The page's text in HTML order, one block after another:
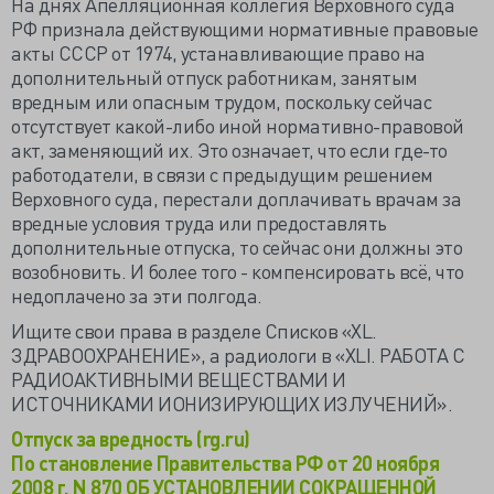
РФ признала действующими нормативные правовые
акты СССР от 1974, устанавливающие право на
дополнительный отпуск работникам, занятым
вредным или опасным трудом, поскольку сейчас
отсутствует какой-либо иной нормативно-правовой
акт, заменяющий их. Это означает, что если где-то
работодатели, в связи с предыдущим решением
Верховного суда, перестали доплачивать врачам за
вредные условия труда или предоставлять
дополнительные отпуска, то сейчас они должны это
возобновить. И более того - компенсировать всё, что
недоплачено за эти полгода.
Ищите свои права в разделе Списков «XL.
ЗДРАВООХРАНЕНИЕ», а радиологи в «XLI. РАБОТА С
РАДИОАКТИВНЫМИ ВЕЩЕСТВАМИ И
ИСТОЧНИКАМИ ИОНИЗИРУЮЩИХ ИЗЛУЧЕНИЙ».
Отпуск за вредность (rg.ru)
По становление Правительства РФ от 20 ноября
2008 г. N 870 ОБ УСТАНОВЛЕНИИ СОКРАЩЕННОЙ